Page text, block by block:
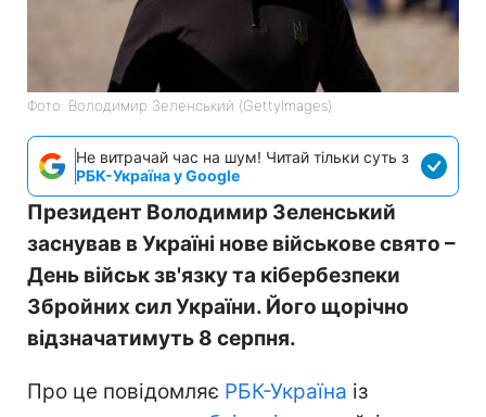
Фото: Володимир Зеленський (GettyImages)
Не витрачай час на шум! Читай тільки суть з
РБК-Україна у Google
Президент Володимир Зеленський
заснував в Україні нове військове свято –
День військ зв'язку та кібербезпеки
Збройних сил України. Його щорічно
відзначатимуть 8 серпня.
Про це повідомляє РБК-Україна із